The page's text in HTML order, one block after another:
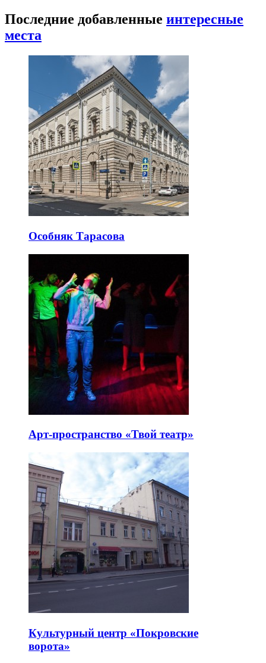
Последние добавленные интересные
места
Особняк Тарасова
Арт-пространство «Твой театр»
Культурный центр «Покровские
ворота»